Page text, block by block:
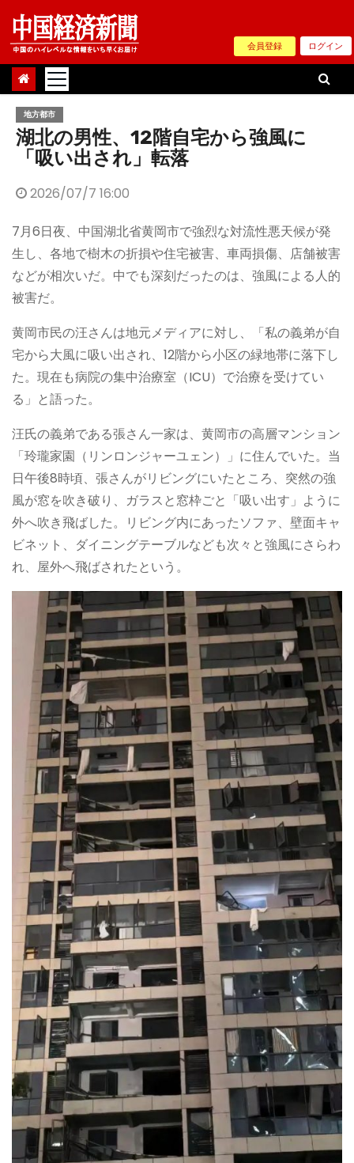
Skip
content
会員登録 ログイン
地方都市
湖北の男性、12階自宅から強風に
「吸い出され」転落
2026/07/7 16:00
7月6日夜、中国湖北省黄岡市で強烈な対流性悪天候が発
生し、各地で樹木の折損や住宅被害、車両損傷、店舗被害
などが相次いだ。中でも深刻だったのは、強風による人的
被害だ。
黄岡市民の汪さんは地元メディアに対し、「私の義弟が自
宅から大風に吸い出され、12階から小区の緑地帯に落下し
た。現在も病院の集中治療室（ICU）で治療を受けてい
る」と語った。
汪氏の義弟である張さん一家は、黄岡市の高層マンション
「玲瓏家園（リンロンジャーユェン）」に住んでいた。当
日午後8時頃、張さんがリビングにいたところ、突然の強
風が窓を吹き破り、ガラスと窓枠ごと「吸い出す」ように
外へ吹き飛ばした。リビング内にあったソファ、壁面キャ
ビネット、ダイニングテーブルなども次々と強風にさらわ
れ、屋外へ飛ばされたという。